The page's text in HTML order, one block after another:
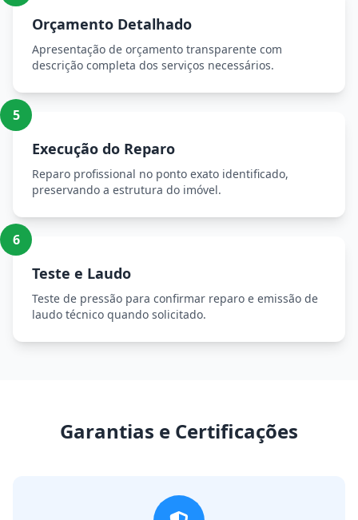
Orçamento Detalhado
Apresentação de orçamento transparente com
descrição completa dos serviços necessários.
5
Execução do Reparo
Reparo profissional no ponto exato identificado,
preservando a estrutura do imóvel.
6
Teste e Laudo
Teste de pressão para confirmar reparo e emissão de
laudo técnico quando solicitado.
Garantias e Certificações